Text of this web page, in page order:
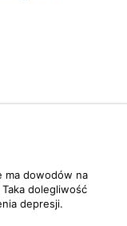
ma dowodów na
dolegliwość
depresji.